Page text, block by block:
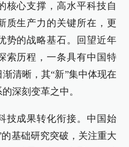
核心支撑，高水平科技自
质生产力的关键所在，更
势的战略基石。回望近年
索历程，一条具有中国特
清晰，其“新”集中体现在
深刻变革之中。
技成果转化衔接。中国始
基础研究突破，关注重大